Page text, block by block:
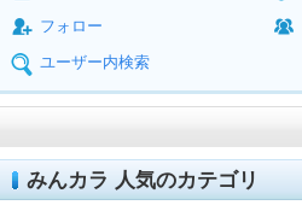
フォロー
ユーザー内検索
みんカラ 人気のカテゴリ